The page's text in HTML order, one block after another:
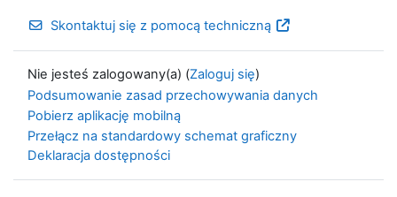
Skontaktuj się z pomocą techniczną
Nie jesteś zalogowany(a) (Zaloguj się)
Podsumowanie zasad przechowywania danych
Pobierz aplikację mobilną
Przełącz na standardowy schemat graficzny
Deklaracja dostępności